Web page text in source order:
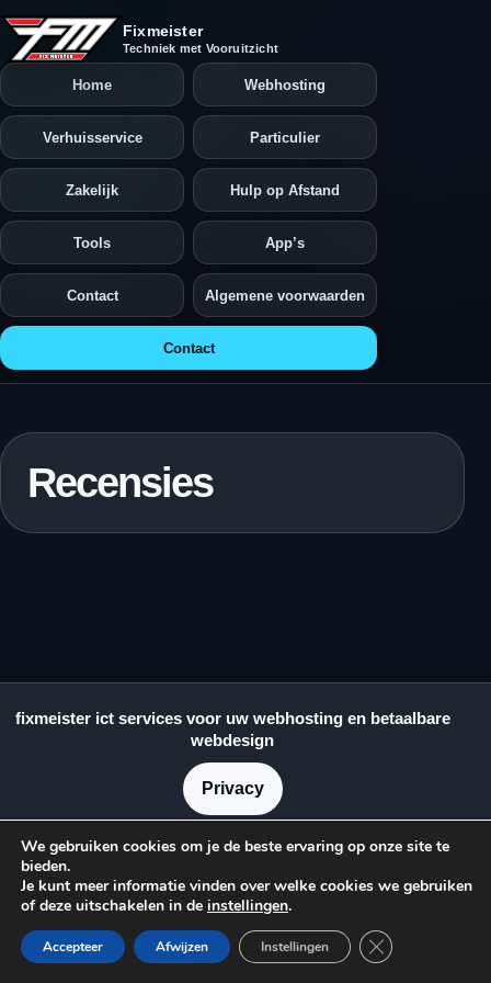
Ga naar de inhoud
Fixmeister
Techniek met Vooruitzicht
Home Webhosting
Verhuisservice Particulier
Zakelijk Hulp op Afstand
Tools App’s
Contact Algemene voorwaarden
Contact
Recensies
fixmeister ict services voor uw webhosting en betaalbare
webdesign
Privacy
© 2026 Fixmeister
Charley Tooropplein 8
2012 DW Haarlem
info@fixmeister.nl
We gebruiken cookies om je de beste ervaring op onze site te
bieden.
Je kunt meer informatie vinden over welke cookies we gebruiken
of deze uitschakelen in de instellingen.
Accepteer Afwijzen Instellingen Sluit AVG/